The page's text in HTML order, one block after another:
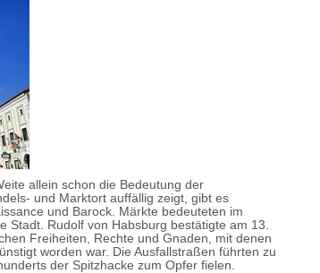
allein schon die Bedeutung der
und Marktort auffällig zeigt, gibt es
und Barock. Märkte bedeuteten im
Stadt. Rudolf von Habsburg bestätigte am 13.
Freiheiten, Rechte und Gnaden, mit denen
worden war. Die Ausfallstraßen führten zu
der Spitzhacke zum Opfer fielen.